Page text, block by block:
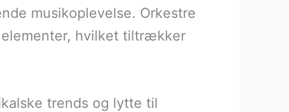
musikoplevelse. Orkestre
elementer, hvilket tiltrækker
trends og lytte til